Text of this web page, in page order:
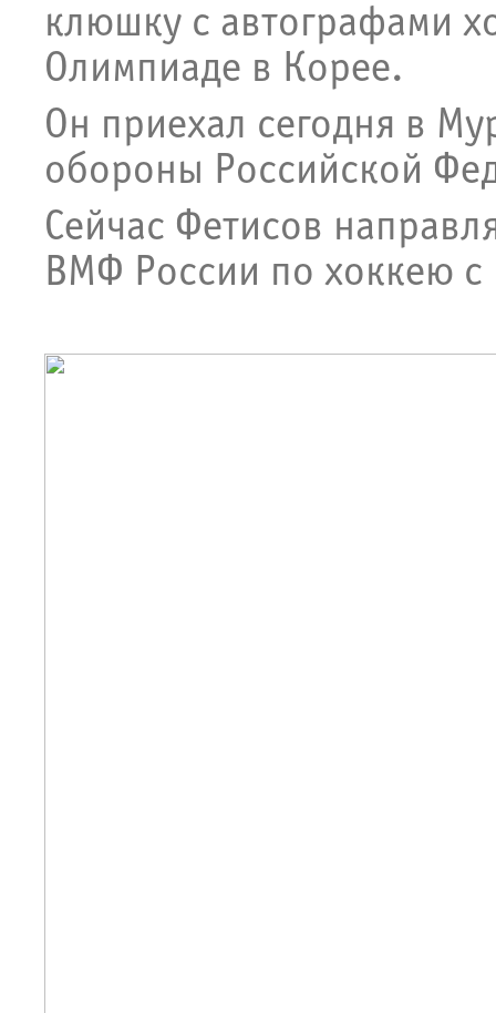
клюшку с автографами
Олимпиаде в Корее.
Он приехал сегодня в
обороны Российской
Сейчас Фетисов
ВМФ России по хоккею